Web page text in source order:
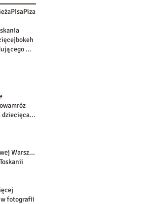
PisaPiza
bokeh
bresson koncepcja decydującego momentu
mróz
najpiękniejsza fotografia dziecięca w warszawie
szkolenia z lampy błyskowej Warszawa
fotografii